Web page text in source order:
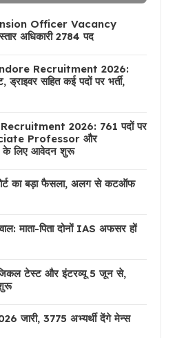
Officer Vacancy
अधिकारी 2784 पद
Recruitment 2026:
सहित कई पदों पर भर्ती,
2026: 761 पदों पर
Professor और
लिए आवेदन शुरू
का बड़ा फैसला, अलग से कटऑफ
माता-पिता दोनों IAS अफसर हों
टेस्ट और इंटरव्यू 5 जून से,
जारी, 3775 अभ्यर्थी देंगे मेन्स